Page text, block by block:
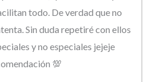
todo. De verdad que no
Sin duda repetiré con ellos
y no especiales jejeje
💯